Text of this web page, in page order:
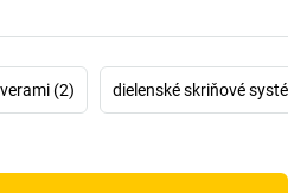
(2) dielenské skriňové